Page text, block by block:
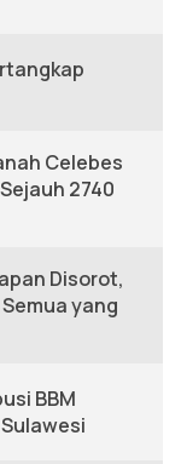
Celebes
2740
Disorot,
yang
BBM